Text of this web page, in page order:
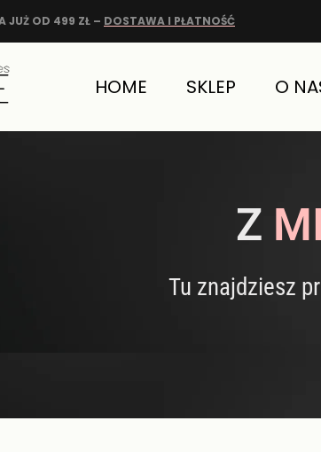
JUŻ OD 499 ZŁ – DOSTAWA I PŁATNOŚĆ
HOME SKLEP O
Z
Tu znajdziesz